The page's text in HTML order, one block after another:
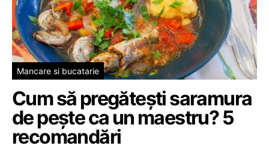
Mancare si bucatarie
Cum să pregătești saramura
de pește ca un maestru? 5
recomandări